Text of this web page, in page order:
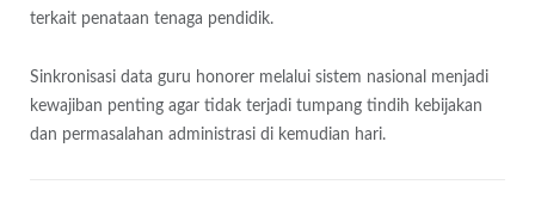
terkait penataan tenaga pendidik.
Sinkronisasi data guru honorer melalui sistem nasional menjadi
kewajiban penting agar tidak terjadi tumpang tindih kebijakan
dan permasalahan administrasi di kemudian hari.